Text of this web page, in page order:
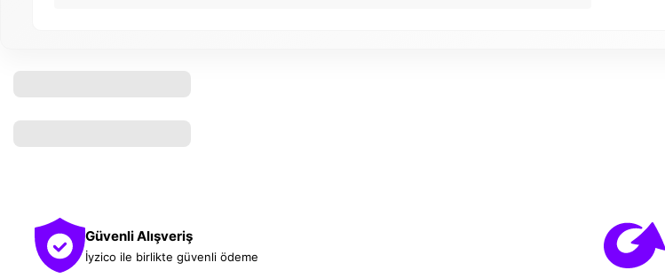
Güvenli Alışveriş
İyzico ile birlikte güvenli ödeme